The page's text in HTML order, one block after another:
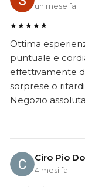
un mese fa
★★★★★
Ottima
puntuale e
effettivamente
sorprese o
Negozio
Ciro Pio
4 mesi fa